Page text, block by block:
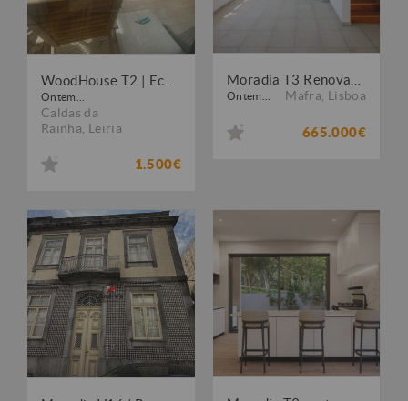
Ontem...
Caldas da
Rainha Leiria
1.500€
Ontem... Mafra Lisboa
665.000€